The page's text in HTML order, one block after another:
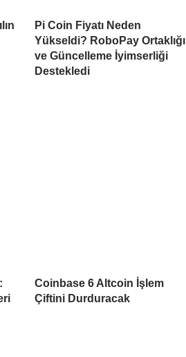
Pi Coin Fiyatı Neden
Yükseldi? RoboPay Ortaklığı
ve Güncelleme İyimserliği
Destekledi
Coinbase 6 Altcoin İşlem
Çiftini Durduracak